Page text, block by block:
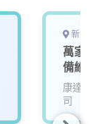
新北
萬家
備維
北
康達盛
司